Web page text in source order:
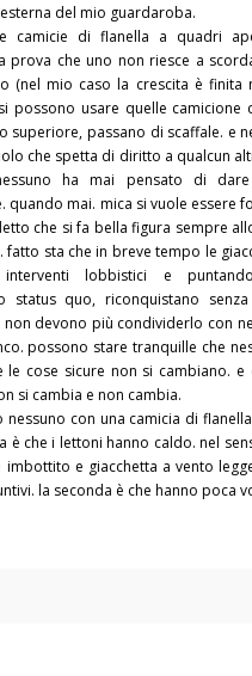
del mio guardaroba.
camicie di flanella a quadri
prova che uno non riesce a
(nel mio caso la crescita è finita
possono usare quelle camicione
superiore, passano di scaffale. e
che spetta di diritto a qualcun
ha mai pensato di
quando mai. mica si vuole essere
che si fa bella figura sempre
sta che in breve tempo le
lobbistici e
status quo, riconquistano
non devono più condividerlo con
possono stare tranquille che
le cose sicure non si cambiano. e
si cambia e non cambia.
con una camicia di
è che i lettoni hanno caldo. nel
imbottito e giacchetta a vento
la seconda è che hanno poca